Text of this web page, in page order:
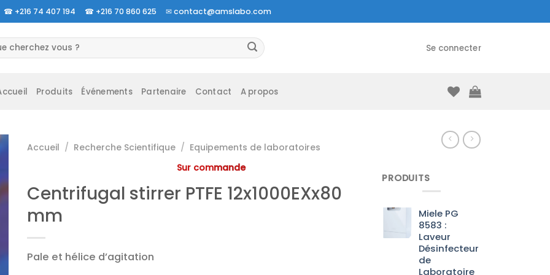
☎ +216 74 407 194 ☎ +216 70 860 625 ✉contact@amslabo.com
Se connecter
Produits Événements Partenaire Contact A propos
Accueil / Recherche Scientifique / Equipements de laboratoires
Sur commande
Centrifugal stirrer PTFE 12x1000EXx80
mm
Pale et hélice d’agitation
PRODUITS
Miele PG
8583 :
Laveur
Désinfecteur
de
Laboratoire